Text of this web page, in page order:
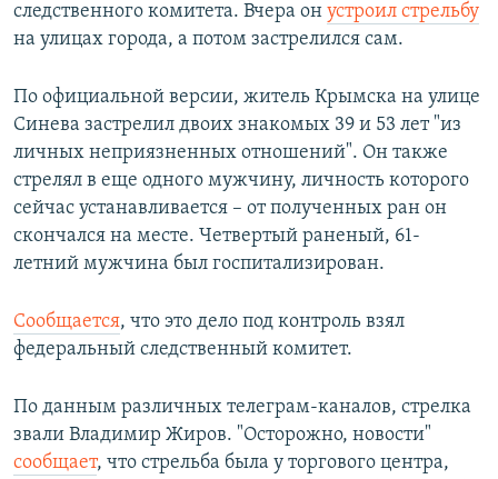
следственного комитета. Вчера он устроил стрельбу
на улицах города, а потом застрелился сам.
По официальной версии, житель Крымска на улице
Синева застрелил двоих знакомых 39 и 53 лет "из
личных неприязненных отношений". Он также
стрелял в еще одного мужчину, личность которого
сейчас устанавливается – от полученных ран он
скончался на месте. Четвертый раненый, 61-
летний мужчина был госпитализирован.
Сообщается, что это дело под контроль взял
федеральный следственный комитет.
По данным различных телеграм-каналов, стрелка
звали Владимир Жиров. "Осторожно, новости"
сообщает, что стрельба была у торгового центра,